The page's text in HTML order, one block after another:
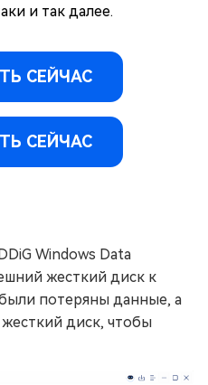
и так далее.
СЕЙЧАС
СЕЙЧАС
Windows Data
жесткий диск к
потеряны данные, а
диск, чтобы